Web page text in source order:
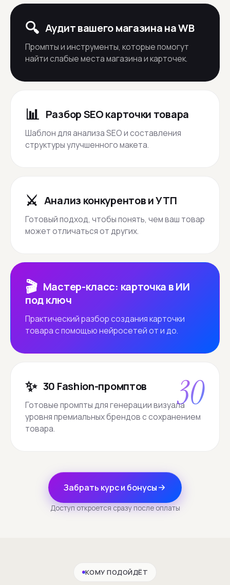
🔍 Аудит вашего магазина на WB
Промпты и инструменты, которые помогут
найти слабые места магазина и карточек.
📊 Разбор SEO карточки товара
Шаблон для анализа SEO и составления
структуры улучшенного макета.
⚔️ Анализ конкурентов и УТП
Готовый подход, чтобы понять, чем ваш товар
может отличаться от других.
🎬 Мастер-класс: карточка в ИИ
под ключ
Практический разбор создания карточки
товара с помощью нейросетей от и до.
✨ 30 Fashion-промптов
Готовые промпты для генерации визуала
уровня премиальных брендов с сохранением
товара.
30
Забрать курс и бонусы
Доступ откроется сразу после оплаты
КОМУ ПОДОЙДЁТ